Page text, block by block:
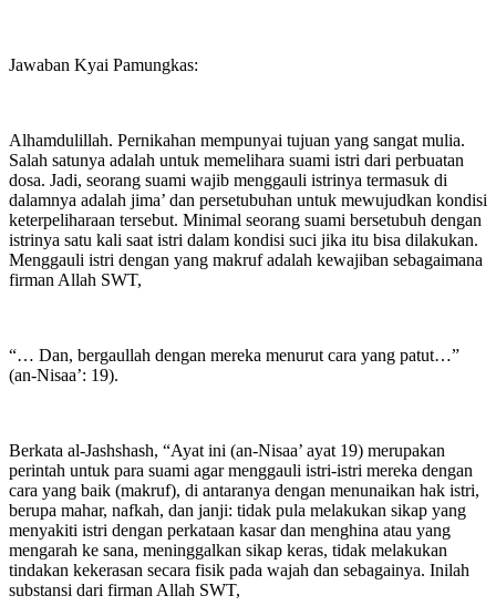
Jawaban Kyai Pamungkas:
Alhamdulillah. Pernikahan mempunyai tujuan yang sangat mulia.
Salah satunya adalah untuk memelihara suami istri dari perbuatan
dosa. Jadi, seorang suami wajib menggauli istrinya termasuk di
dalamnya adalah jima’ dan persetubuhan untuk mewujudkan kondisi
keterpeliharaan tersebut. Minimal seorang suami bersetubuh dengan
istrinya satu kali saat istri dalam kondisi suci jika itu bisa dilakukan.
Menggauli istri dengan yang makruf adalah kewajiban sebagaimana
firman Allah SWT,
“… Dan, bergaullah dengan mereka menurut cara yang patut…”
(an-Nisaa’: 19).
Berkata al-Jashshash, “Ayat ini (an-Nisaa’ ayat 19) merupakan
perintah untuk para suami agar menggauli istri-istri mereka dengan
cara yang baik (makruf), di antaranya dengan menunaikan hak istri,
berupa mahar, nafkah, dan janji: tidak pula melakukan sikap yang
menyakiti istri dengan perkataan kasar dan menghina atau yang
mengarah ke sana, meninggalkan sikap keras, tidak melakukan
tindakan kekerasan secara fisik pada wajah dan sebagainya. Inilah
substansi dari firman Allah SWT,